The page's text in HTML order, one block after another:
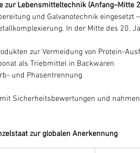
zur Lebensmitteltechnik (Anfang–Mitte
und Galvanotechnik eingesetzt
In der Mitte des 20.
zur Vermeidung von Protein-
als Triebmittel in Backwaren
und Phasentrennung
Sicherheitsbewertungen und
zur globalen Anerkennung